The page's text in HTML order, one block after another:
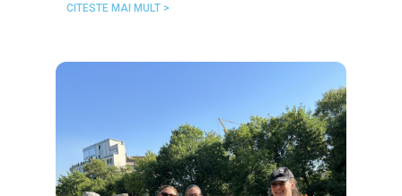
CITESTE MAI MULT >